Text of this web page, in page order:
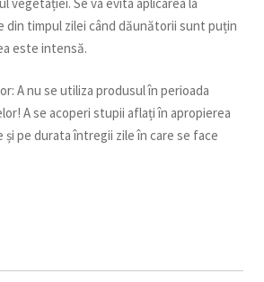
din timpul zilei când dăunătorii sunt puțin
este intensă.
A nu se utiliza produsul în perioada
A se acoperi stupii aflați în apropierea
pe durata întregii zile în care se face